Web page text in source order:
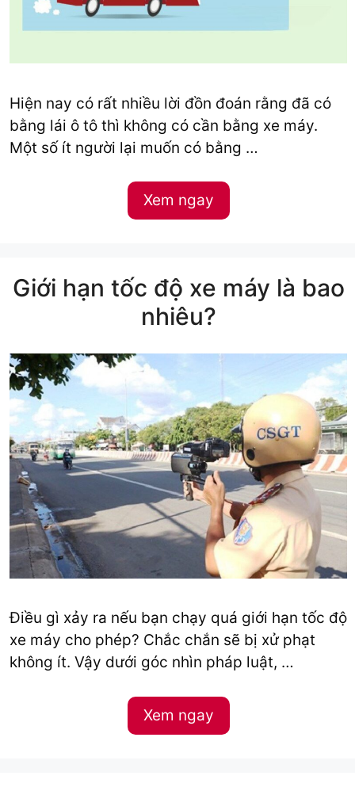
Hiện nay có rất nhiều lời đồn đoán rằng đã có
bằng lái ô tô thì không có cần bằng xe máy.
Một số ít người lại muốn có bằng …
Xem ngay
Giới hạn tốc độ xe máy là bao
nhiêu?
Điều gì xảy ra nếu bạn chạy quá giới hạn tốc độ
xe máy cho phép? Chắc chắn sẽ bị xử phạt
không ít. Vậy dưới góc nhìn pháp luật, …
Xem ngay